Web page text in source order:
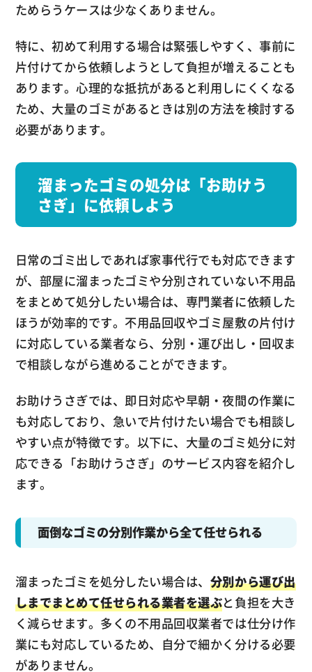
ためらうケースは少なくありません。
特に、初めて利用する場合は緊張しやすく、事前に
片付けてから依頼しようとして負担が増えることも
あります。心理的な抵抗があると利用しにくくなる
ため、大量のゴミがあるときは別の方法を検討する
必要があります。
溜まったゴミの処分は「お助けう
さぎ」に依頼しよう
日常のゴミ出しであれば家事代行でも対応できます
が、部屋に溜まったゴミや分別されていない不用品
をまとめて処分したい場合は、専門業者に依頼した
ほうが効率的です。不用品回収やゴミ屋敷の片付け
に対応している業者なら、分別・運び出し・回収ま
で相談しながら進めることができます。
お助けうさぎでは、即日対応や早朝・夜間の作業に
も対応しており、急いで片付けたい場合でも相談し
やすい点が特徴です。以下に、大量のゴミ処分に対
応できる「お助けうさぎ」のサービス内容を紹介し
ます。
面倒なゴミの分別作業から全て任せられる
溜まったゴミを処分したい場合は、 分別から運び出
しまでまとめて任せられる業者を選ぶと負担を大き
く減らせます。多くの不用品回収業者では仕分け作
業にも対応しているため、自分で細かく分ける必要
がありません。